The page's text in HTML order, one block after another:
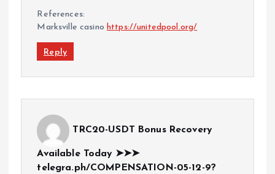
References:
Marksville casinohttps://unitedpool.org/
Reply
TRC20-USDT Bonus Recovery
Available Today ➤➤➤
telegra.ph/COMPENSATION-05-12-9?